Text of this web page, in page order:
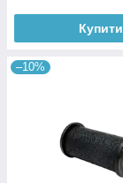
Купити
–10%